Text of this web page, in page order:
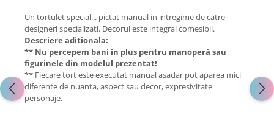
Un tortulet special... pictat manual in intregime de catre
designeri specializati. Decorul este integral comesibil.
Descriere aditionala:
** Nu percepem bani in plus pentru manoperă sau
figurinele din modelul prezentat!
** Fiecare tort este executat manual asadar pot aparea mici
diferente de nuanta, aspect sau decor, expresivitate
personaje.